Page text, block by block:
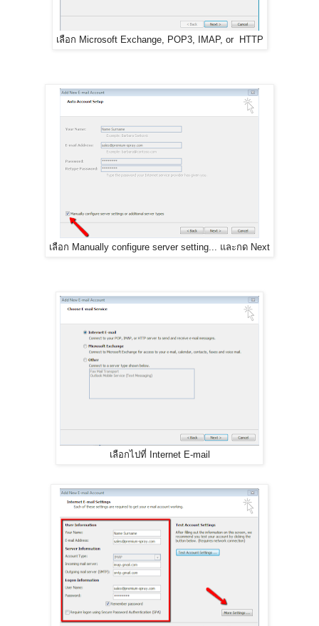
เลือก Microsoft Exchange, POP3, IMAP, or HTTP
เลือก Manually configure server setting...​ และกด Next
เลือกไปที่ Internet E-mail